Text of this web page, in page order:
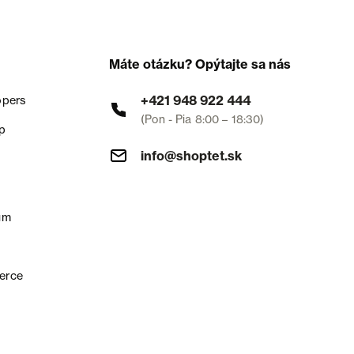
Máte otázku? Opýtajte sa nás
+421 948 922 444
(Pon - Pia 8:00 – 18:30)
info@shoptet.sk